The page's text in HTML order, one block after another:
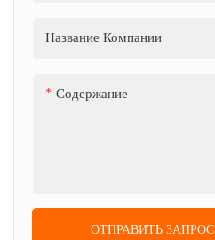
Название Компании
Содержание
ОТПРАВИТЬ ЗАПРОС